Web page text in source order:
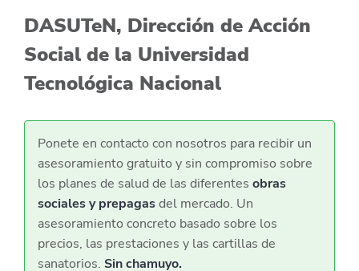
DASUTeN, Dirección de Acción
Social de la Universidad
Tecnológica Nacional
Ponete en contacto con nosotros para recibir un
asesoramiento gratuito y sin compromiso sobre
los planes de salud de las diferentes obras
sociales y prepagasdel mercado. Un
asesoramiento concreto basado sobre los
precios, las prestaciones y las cartillas de
sanatorios. Sin chamuyo.